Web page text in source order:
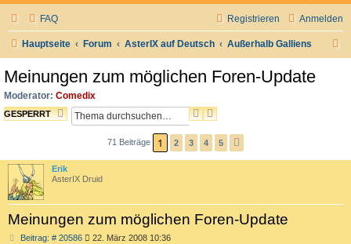
FAQ Anmelden
Registrieren
Hauptseite Forum AsterIX auf Deutsch Außerhalb Galliens
Meinungen zum möglichen Foren-Update
Moderator: Comedix
GESPERRT
S
C
W
T
71 Beiträge 1 2 3 4 5
Ä
T
E
Erik
AsterIX Druid
Meinungen zum möglichen Foren-Update
Beitrag: # 20586B 22. März 2008 10:36